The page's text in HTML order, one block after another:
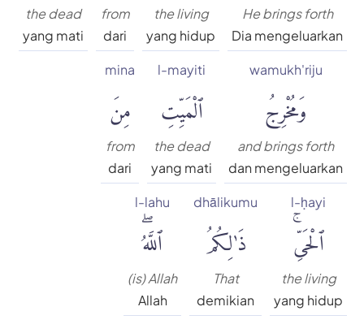
He brings forth
Dia mengeluarkan
the living
yang hidup
from
dari
the dead
yang mati
wamukh'riju
وَمُخْرِجُ
and brings forth
dan mengeluarkan
l-mayiti
ٱلْمَيِّتِ
the dead
yang mati
mina
مِنَ
from
dari
l-ḥayi
ٱلْحَىِّۚ
the living
yang hidup
dhālikumu
ذَٰلِكُمُ
That
demikian
l-lahu
ٱللَّهُۖ
(is) Allah
Allah